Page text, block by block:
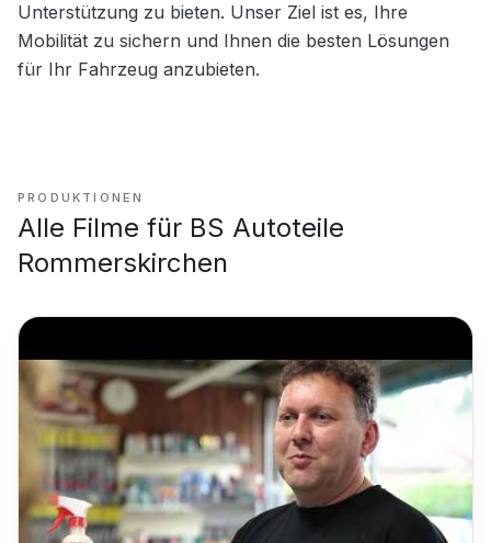
Unterstützung zu bieten. Unser Ziel ist es, Ihre
Mobilität zu sichern und Ihnen die besten Lösungen
für Ihr Fahrzeug anzubieten.
PRODUKTIONEN
Alle Filme für BS Autoteile
Rommerskirchen